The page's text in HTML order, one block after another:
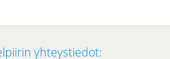
yhteystiedot: